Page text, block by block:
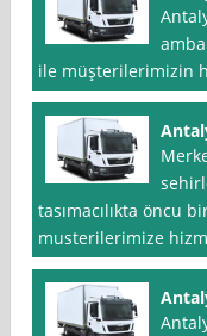
ile müşterilerimizin
tasımacılıkta öncu
musterilerimize